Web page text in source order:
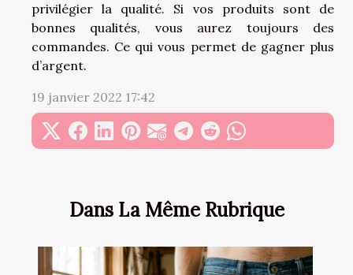
Dans La Même Rubrique
privilégier la qualité. Si vos produits sont de
bonnes qualités, vous aurez toujours des
commandes. Ce qui vous permet de gagner plus
d’argent.
19 janvier 2022 17:42